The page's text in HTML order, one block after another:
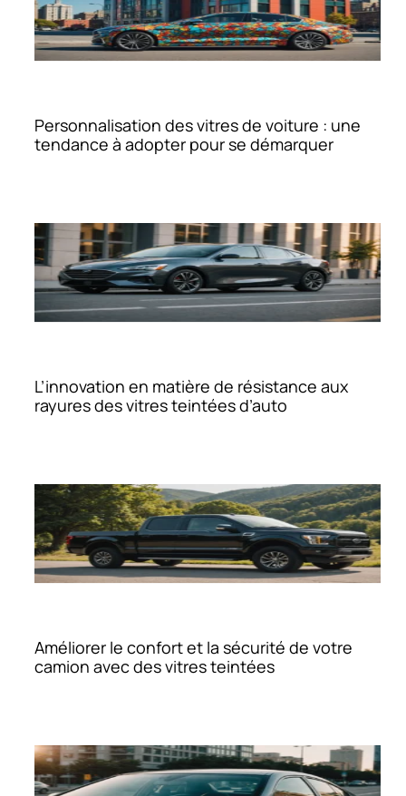
Personnalisation des vitres de voiture : une
tendance à adopter pour se démarquer
L’innovation en matière de résistance aux
rayures des vitres teintées d’auto
Améliorer le confort et la sécurité de votre
camion avec des vitres teintées